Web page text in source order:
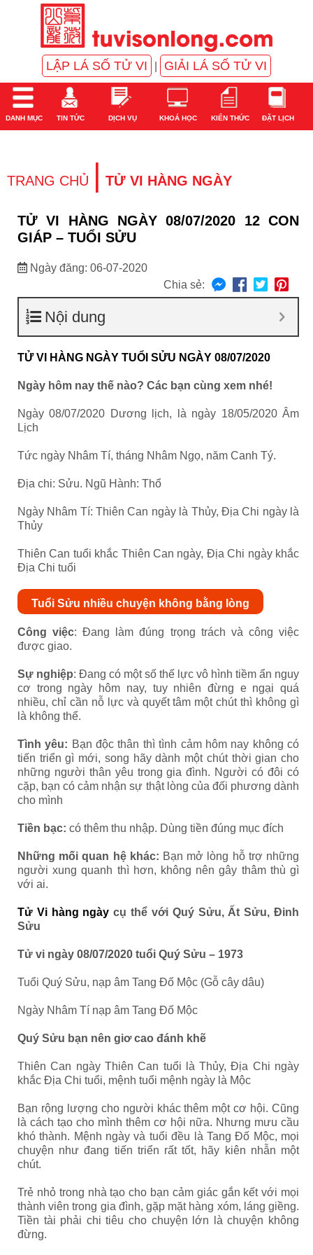
LẬP LÁ SỐ TỬ VI GIẢI LÁ SỐ TỬ VI
DANH MỤC TIN TỨC DỊCH VỤ KHOÁ HỌC KIẾN THỨC ĐẶT LỊCH
TRANG CHỦ | TỬ VI HÀNG NGÀY
TỬ VI HÀNG NGÀY 08/07/2020 12 CON
GIÁP – TUỔI SỬU
Ngày đăng: 06-07-2020
Chia sẻ:
Nội dung
TỬ VI HÀNG NGÀY TUỔI SỬU NGÀY 08/07/2020
Ngày hôm nay thế nào? Các bạn cùng xem nhé!
Ngày 08/07/2020 Dương lịch, là ngày 18/05/2020 Âm
Lịch
Tức ngày Nhâm Tí, tháng Nhâm Ngọ, năm Canh Tý.
Địa chi: Sửu. Ngũ Hành: Thổ
Ngày Nhâm Tí: Thiên Can ngày là Thủy, Địa Chi ngày là
Thủy
Thiên Can tuổi khắc Thiên Can ngày, Địa Chi ngày khắc
Địa Chi tuổi
Tuổi Sửu nhiều chuyện không bằng lòng
Công việc: Đang làm đúng trọng trách và công việc
được giao.
Sự nghiệp: Đang có một số thế lực vô hình tiềm ẩn nguy
cơ trong ngày hôm nay, tuy nhiên đừng e ngại quá
nhiều, chỉ cần nỗ lực và quyết tâm một chút thì không gì
là không thể.
Tình yêu: Bạn độc thân thì tình cảm hôm nay không có
tiến triển gì mới, song hãy dành một chút thời gian cho
những người thân yêu trong gia đình. Người có đôi có
cặp, bạn có cảm nhận sự thật lòng của đối phương dành
cho mình
Tiền bạc: có thêm thu nhập. Dùng tiền đúng mục đích
Những mối quan hệ khác: Bạn mở lòng hỗ trợ những
người xung quanh thì hơn, không nên gây thâm thù gì
với ai.
Tử Vi hàng ngày cụ thể với Quý Sửu, Ất Sửu, Đinh
Sửu
Tử vi ngày 08/07/2020 tuổi Quý Sửu – 1973
Tuổi Quý Sửu, nạp âm Tang Đố Mộc (Gỗ cây dâu)
Ngày Nhâm Tí nạp âm Tang Đố Mộc
Quý Sửu bạn nên giơ cao đánh khẽ
Thiên Can ngày Thiên Can tuổi là Thủy, Địa Chi ngày
khắc Địa Chi tuổi, mệnh tuổi mệnh ngày là Mộc
Bạn rộng lượng cho người khác thêm một cơ hội. Cũng
là cách tạo cho mình thêm cơ hội nữa. Nhưng mưu cầu
khó thành. Mệnh ngày và tuổi đều là Tang Đố Mộc, mọi
chuyện như đang tiến triển rất tốt, hãy kiên nhẫn một
chút.
Trẻ nhỏ trong nhà tạo cho bạn cảm giác gắn kết với mọi
thành viên trong gia đình, gặp mặt hàng xóm, láng giềng.
Tiền tài phải chi tiêu cho chuyện lớn là chuyện không
đừng.